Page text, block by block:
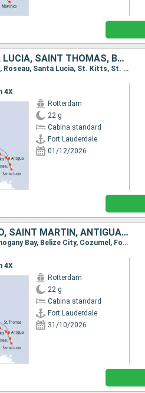
SAINT MARTIN, ANTIGUA E BARBUDA, DOMINICA, SANTA LUCIA, SAINT THOMAS, BAHAMAS, GIAMAICA, ISOLE CAYMAN, HONDURAS, BELIZE, MESSICO, STATI UNITI
Itinerario : Fort Lauderdale, Saint Martin (Antilles Néerlandaises), Antigua, Roseau, Santa Lucia, St. Kitts, St. Thomas, Half Moon Cay, Fort Lauderdale, Half Moon Cay, Falmouth, Grand Cayman, Mahogany Bay, Belize City, Cozumel, Fort Lauderdale
4X
Rotterdam
22 g
Cabina standard
Fort Lauderdale
01/12/2026
GIAMAICA, ISOLE CAYMAN, HONDURAS, BELIZE, MESSICO, SAINT MARTIN, ANTIGUA E BARBUDA, DOMINICA, SANTA LUCIA, SAINT THOMAS, BAHAMAS, STATI UNITI
Itinerario : Fort Lauderdale, Half Moon Cay, Falmouth, Grand Cayman, Mahogany Bay, Belize City, Cozumel, Fort Lauderdale, Saint Martin (Antilles Néerlandaises), Antigua, Roseau, Santa Lucia, St. Kitts, St. Thomas, Half Moon Cay, Fort Lauderdale
4X
Rotterdam
22 g
Cabina standard
Fort Lauderdale
31/10/2026